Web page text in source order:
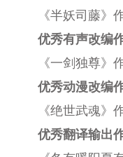
《半妖司藤》作
优秀有声改编
《一剑独尊》作
优秀动漫改编
《绝世武魂》作
优秀翻译输出